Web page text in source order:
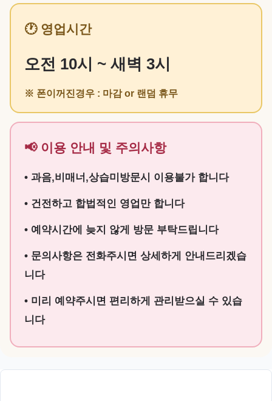
🕐 영업시간
오전 10시 ~ 새벽 3시
※ 폰이꺼진경우 : 마감 or 랜덤 휴무
📢 이용 안내 및 주의사항
• 과음,비매너,상습미방문시 이용불가 합니다
• 건전하고 합법적인 영업만 합니다
• 예약시간에 늦지 않게 방문 부탁드립니다
• 문의사항은 전화주시면 상세하게 안내드리겠습
니다
• 미리 예약주시면 편리하게 관리받으실 수 있습
니다